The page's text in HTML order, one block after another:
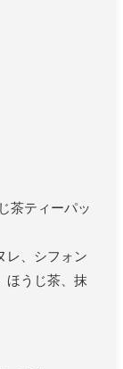
茶ティーパッ
レ、シフォン
ほうじ茶、抹